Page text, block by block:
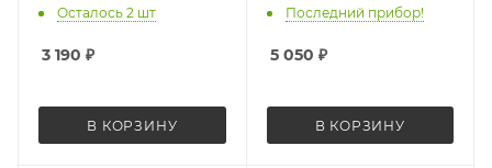
Осталось 2 шт
3 190 ₽
В КОРЗИНУ
Последний прибор!
5 050 ₽
В КОРЗИНУ